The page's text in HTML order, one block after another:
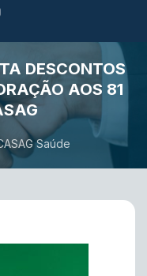
DESCONTOS
AOS 81
Saúde